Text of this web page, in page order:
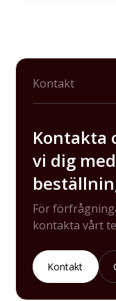
Kontakt
Kontakta
vi dig
För
kontakta vårt
Kontakt